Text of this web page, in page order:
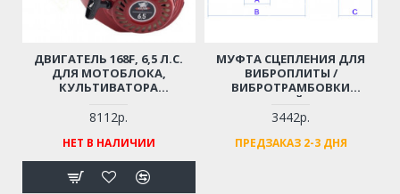
ДВИГАТЕЛЬ 168F, 6,5 Л.С.
ДЛЯ МОТОБЛОКА,
КУЛЬТИВАТОРА
СНЕГОУБОРЩИКА (ВАЛ - 20
ММ, ШПОНКА; С ДАТЧИКОМ
УРОВНЯ МАСЛА! СТАЛЬНОЙ
РАСПРЕДВАЛ!)
8112р.
НЕТ В НАЛИЧИИ
МУФТА СЦЕПЛЕНИЯ ДЛЯ
ВИБРОПЛИТЫ /
ВИБРОТРАМБОВКИ
(ПОСАДОЧНЫЙ ДИАМЕТР -
15 ММ)
3442р.
ПРЕДЗАКАЗ 2-3 ДНЯ